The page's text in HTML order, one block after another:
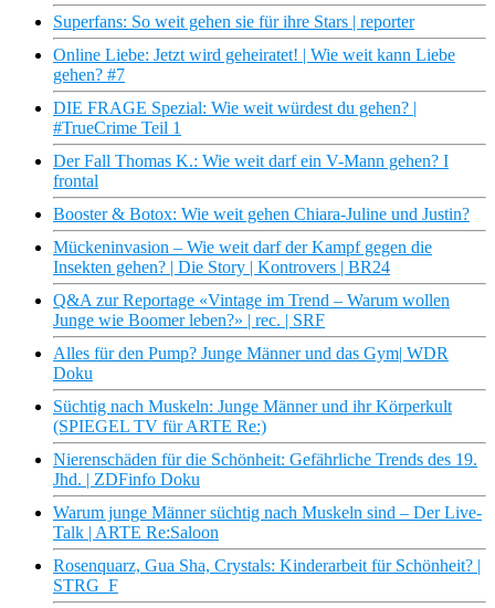
Superfans: So weit gehen sie für ihre Stars | reporter
Online Liebe: Jetzt wird geheiratet! | Wie weit kann Liebe
gehen? #7
DIE FRAGE Spezial: Wie weit würdest du gehen? |
#TrueCrime Teil 1
Der Fall Thomas K.: Wie weit darf ein V-Mann gehen? I
frontal
Booster & Botox: Wie weit gehen Chiara-Juline und Justin?
Mückeninvasion – Wie weit darf der Kampf gegen die
Insekten gehen? | Die Story | Kontrovers | BR24
Q&A zur Reportage «Vintage im Trend – Warum wollen
Junge wie Boomer leben?» | rec. | SRF
Alles für den Pump? Junge Männer und das Gym| WDR
Doku
Süchtig nach Muskeln: Junge Männer und ihr Körperkult
(SPIEGEL TV für ARTE Re:)
Nierenschäden für die Schönheit: Gefährliche Trends des 19.
Jhd. | ZDFinfo Doku
Warum junge Männer süchtig nach Muskeln sind – Der Live-
Talk | ARTE Re:Saloon
Rosenquarz, Gua Sha, Crystals: Kinderarbeit für Schönheit? |
STRG_F